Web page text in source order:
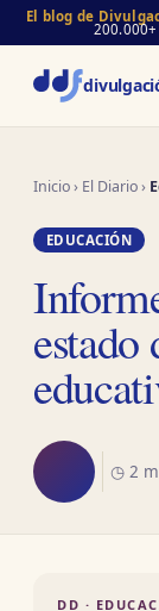
El blog de
Inicio› El Diario›
EDUCACIÓN
estado
◷ 2
DD ·